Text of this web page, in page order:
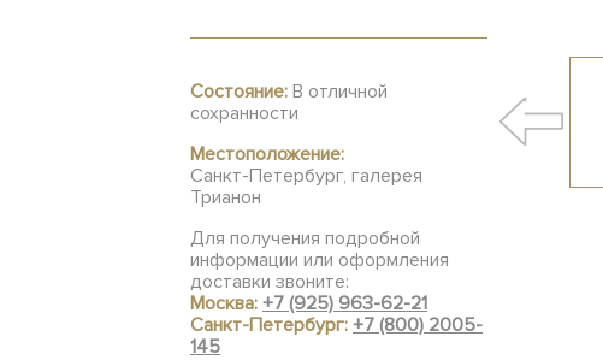
Состояние: В отличной
сохранности
Местоположение:
Санкт-Петербург, галерея
Трианон
Для получения подробной
информации или оформления
доставки звоните:
Москва: +7 (925) 963-62-21
Санкт-Петербург: +7 (800) 2005-
145